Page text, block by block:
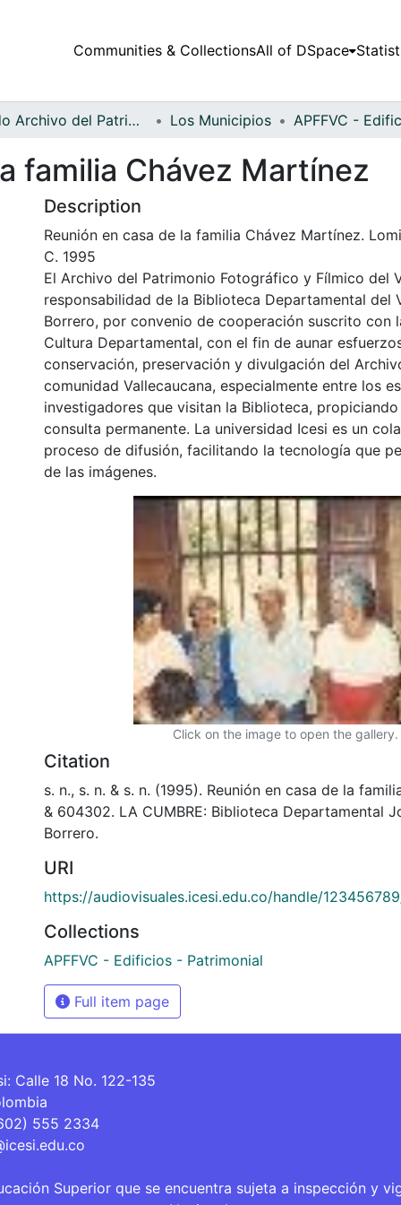
Communities & CollectionsAll of DSpace
Fondo Archivo del Patrimonio Fotográfico y Fílmico del Valle del Cauca Los Municipios
familia Chávez Martínez
Description
Reunión en casa de la familia Chávez Martínez.
C. 1995
El Archivo del Patrimonio Fotográfico y Fílmico del
responsabilidad de la Biblioteca Departamental del
Borrero, por convenio de cooperación suscrito con
Cultura Departamental, con el fin de aunar
conservación, preservación y divulgación del
comunidad Vallecaucana, especialmente entre los
investigadores que visitan la Biblioteca,
consulta permanente. La universidad Icesi es un
proceso de difusión, facilitando la tecnología que
de las imágenes.
Click on the image to open the gallery.
Citation
s. n., s. n. & s. n. (1995). Reunión en casa de la
& 604302. LA CUMBRE: Biblioteca Departamental
Borrero.
URI
https://audiovisuales.icesi.edu.co/handle/
Collections
APFFVC - Edificios - Patrimonial
Full item page
Calle 18 No. 122-135
555 2334
Superior que se encuentra sujeta a inspección y